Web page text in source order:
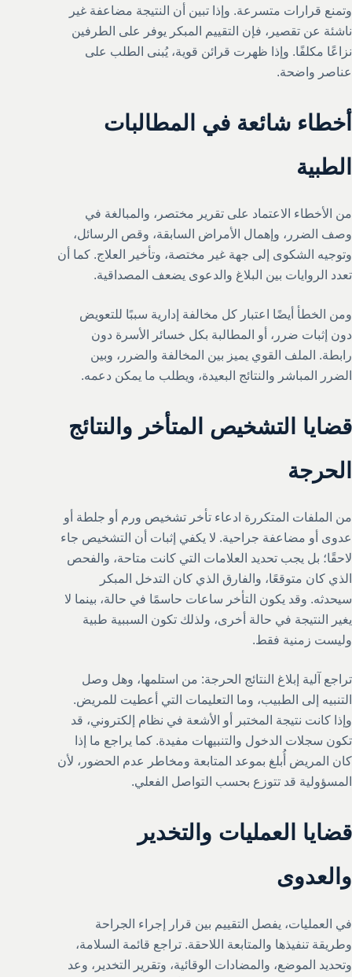
وتمنع قرارات متسرعة. وإذا تبين أن النتيجة مضاعفة غير
ناشئة عن تقصير، فإن التقييم المبكر يوفر على الطرفين
نزاعًا مكلفًا. وإذا ظهرت قرائن قوية، يُبنى الطلب على
عناصر واضحة.
أخطاء شائعة في المطالبات
الطبية
من الأخطاء الاعتماد على تقرير مختصر، والمبالغة في
وصف الضرر، وإهمال الأمراض السابقة، وقص الرسائل،
وتوجيه الشكوى إلى جهة غير مختصة، وتأخير العلاج. كما أن
تعدد الروايات بين البلاغ والدعوى يضعف المصداقية.
ومن الخطأ أيضًا اعتبار كل مخالفة إدارية سببًا للتعويض
دون إثبات ضرر، أو المطالبة بكل خسائر الأسرة دون
رابطة. الملف القوي يميز بين المخالفة والضرر، وبين
الضرر المباشر والنتائج البعيدة، ويطلب ما يمكن دعمه.
قضايا التشخيص المتأخر والنتائج
الحرجة
من الملفات المتكررة ادعاء تأخر تشخيص ورم أو جلطة أو
عدوى أو مضاعفة جراحية. لا يكفي إثبات أن التشخيص جاء
لاحقًا؛ بل يجب تحديد العلامات التي كانت متاحة، والفحص
الذي كان متوقعًا، والفارق الذي كان التدخل المبكر
سيحدثه. وقد يكون التأخر ساعات حاسمًا في حالة، بينما لا
يغير النتيجة في حالة أخرى، ولذلك تكون السببية طبية
وليست زمنية فقط.
تراجع آلية إبلاغ النتائج الحرجة: من استلمها، وهل وصل
التنبيه إلى الطبيب، وما التعليمات التي أعطيت للمريض.
وإذا كانت نتيجة المختبر أو الأشعة في نظام إلكتروني، قد
تكون سجلات الدخول والتنبيهات مفيدة. كما يراجع ما إذا
كان المريض أُبلغ بموعد المتابعة ومخاطر عدم الحضور، لأن
المسؤولية قد تتوزع بحسب التواصل الفعلي.
قضايا العمليات والتخدير
والعدوى
في العمليات، يفصل التقييم بين قرار إجراء الجراحة
وطريقة تنفيذها والمتابعة اللاحقة. تراجع قائمة السلامة،
وتحديد الموضع، والمضادات الوقائية، وتقرير التخدير، وعد